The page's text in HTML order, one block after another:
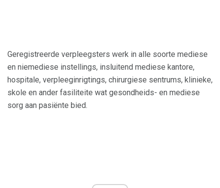
Geregistreerde verpleegsters werk in alle soorte mediese
en niemediese instellings, insluitend mediese kantore,
hospitale, verpleeginrigtings, chirurgiese sentrums, klinieke,
skole en ander fasiliteite wat gesondheids- en mediese
sorg aan pasiënte bied.